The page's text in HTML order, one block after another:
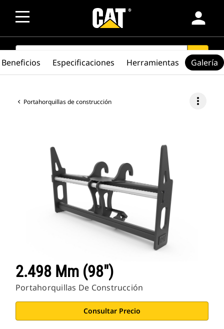
person
SEARCH search
Portahorquillas de construcción more_vert
2.498 Mm (98")
Portahorquillas De Construcción
Consultar Precio
Beneficios Especificaciones Herramientas Galería